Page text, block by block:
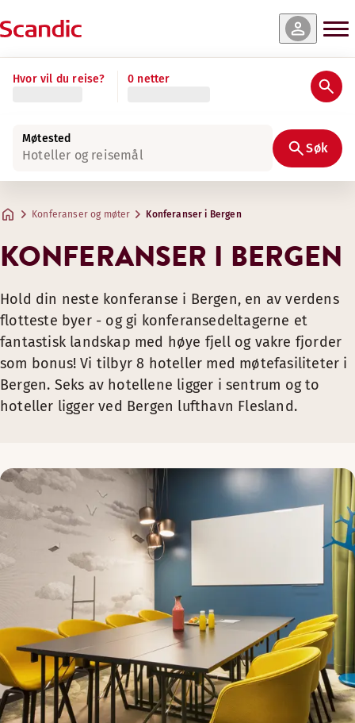
Hvor vil du reise? 0 netter
Møtested
Hoteller og reisemål Søk
Konferanser og møter Konferanser i Bergen
KONFERANSER I BERGEN
Hold din neste konferanse i Bergen, en av verdens
flotteste byer - og gi konferansedeltagerne et
fantastisk landskap med høye fjell og vakre fjorder
som bonus! Vi tilbyr 8 hoteller med møtefasiliteter i
Bergen. Seks av hotellene ligger i sentrum og to
hoteller ligger ved Bergen lufthavn Flesland.